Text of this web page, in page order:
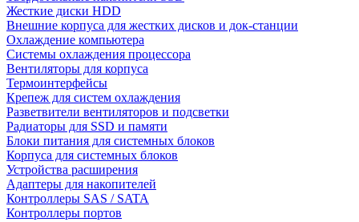
Жесткие диски HDD
Внешние корпуса для жестких дисков и док-станции
Охлаждение компьютера
Системы охлаждения процессора
Вентиляторы для корпуса
Термоинтерфейсы
Крепеж для систем охлаждения
Разветвители вентиляторов и подсветки
Радиаторы для SSD и памяти
Блоки питания для системных блоков
Корпуса для системных блоков
Устройства расширения
Адаптеры для накопителей
Контроллеры SAS / SATA
Контроллеры портов